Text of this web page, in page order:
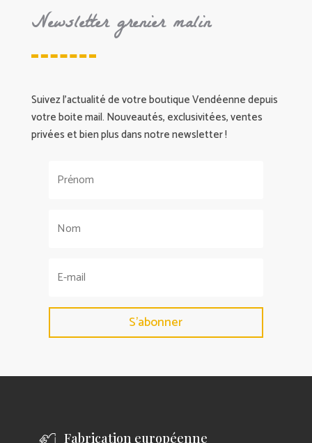
Newsletter grenier malin
Suivez l’actualité de votre boutique Vendéenne depuis
votre boite mail. Nouveautés, exclusivitées, ventes
privées et bien plus dans notre newsletter !
S'abonner
Fabrication européenne